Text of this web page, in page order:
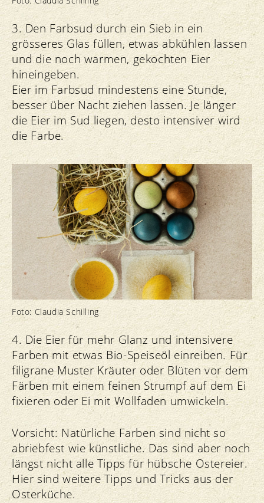
3. Den Farbsud durch ein Sieb in ein
grösseres Glas füllen, etwas abkühlen lassen
und die noch warmen, gekochten Eier
hineingeben.
Eier im Farbsud mindestens eine Stunde,
besser über Nacht ziehen lassen. Je länger
die Eier im Sud liegen, desto intensiver wird
die Farbe.
Foto: Claudia Schilling
4. Die Eier für mehr Glanz und intensivere
Farben mit etwas Bio-Speiseöl einreiben. Für
filigrane Muster Kräuter oder Blüten vor dem
Färben mit einem feinen Strumpf auf dem Ei
fixieren oder Ei mit Wollfaden umwickeln.
Vorsicht: Natürliche Farben sind nicht so
abriebfest wie künstliche. Das sind aber noch
längst nicht alle Tipps für hübsche Ostereier.
Hier sind weitere Tipps und Tricks aus der
Osterküche.